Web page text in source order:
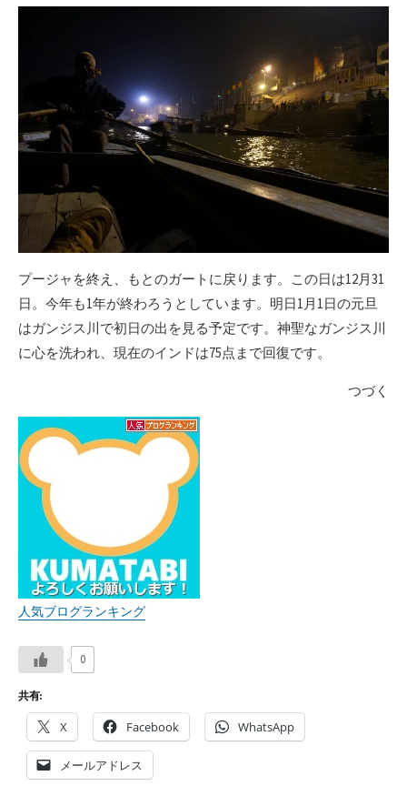
プージャを終え、もとのガートに戻ります。この日は12月31
日。今年も1年が終わろうとしています。明日1月1日の元旦
はガンジス川で初日の出を見る予定です。神聖なガンジス川
に心を洗われ、現在のインドは75点まで回復です。
つづく
人気ブログランキング
0
共有:
X Facebook WhatsApp
メールアドレス